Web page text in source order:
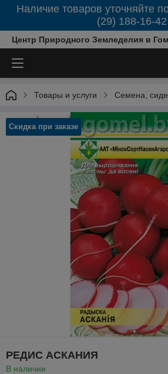
Наличие товаров уточняйте
(29) 188-16-42
Центр Природного Земледелия в
Товары и услуги Семена,
Скидка при заказе
РЕДИС АСКАНИЯ
В наличии